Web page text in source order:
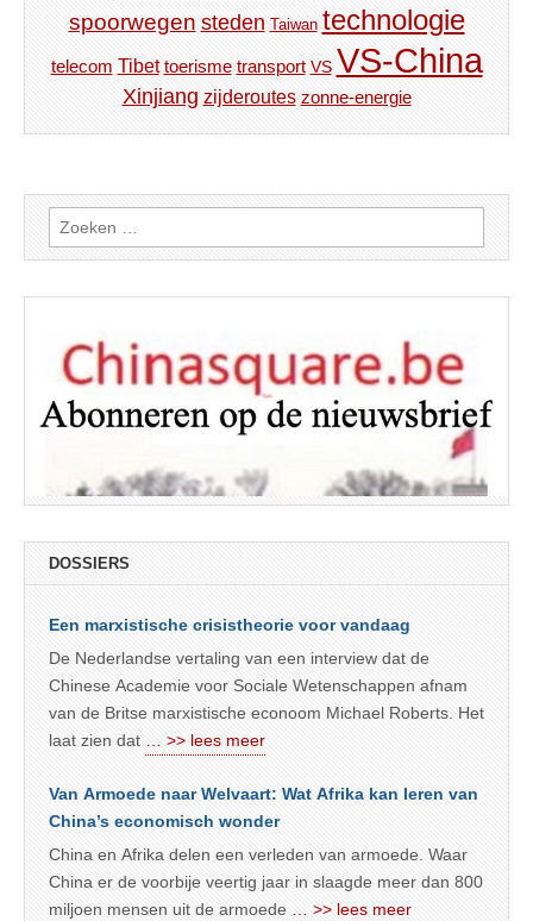
spoorwegen steden Taiwan technologie
telecom Tibet toerisme transport VS VS-China
Xinjiang zijderoutes zonne-energie
Zoeken
naar:
DOSSIERS
Een marxistische crisistheorie voor vandaag
De Nederlandse vertaling van een interview dat de
Chinese Academie voor Sociale Wetenschappen afnam
van de Britse marxistische econoom Michael Roberts. Het
laat zien dat … >> lees meer
Van Armoede naar Welvaart: Wat Afrika kan leren van
China’s economisch wonder
China en Afrika delen een verleden van armoede. Waar
China er de voorbije veertig jaar in slaagde meer dan 800
miljoen mensen uit de armoede … >> lees meer